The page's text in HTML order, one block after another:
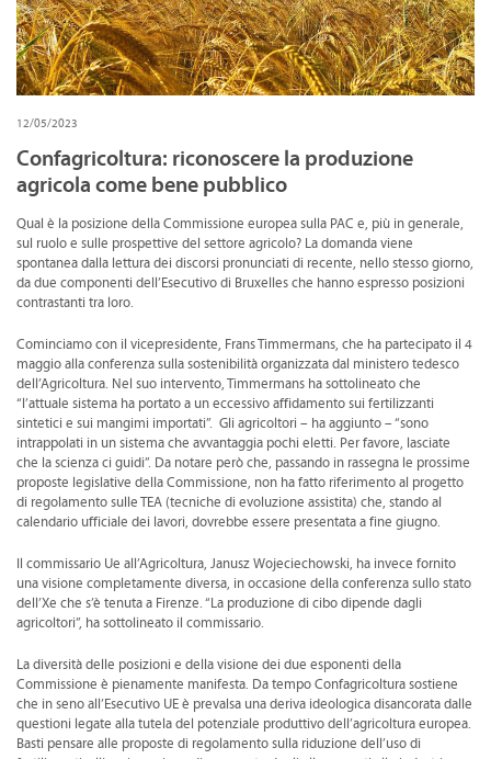
CONVENZIONI
DOWNLOAD DOCUMENTI
CONTATTI
DOVE SIAMO
12/05/2023
Confagricoltura: riconoscere la produzione
agricola come bene pubblico
Qual è la posizione della Commissione europea sulla PAC e, più in generale,
sul ruolo e sulle prospettive del settore agricolo? La domanda viene
spontanea dalla lettura dei discorsi pronunciati di recente, nello stesso giorno,
da due componenti dell’Esecutivo di Bruxelles che hanno espresso posizioni
contrastanti tra loro.
Cominciamo con il vicepresidente, Frans Timmermans, che ha partecipato il 4
maggio alla conferenza sulla sostenibilità organizzata dal ministero tedesco
dell’Agricoltura. Nel suo intervento, Timmermans ha sottolineato che
“l’attuale sistema ha portato a un eccessivo affidamento sui fertilizzanti
sintetici e sui mangimi importati”. Gli agricoltori – ha aggiunto – “sono
intrappolati in un sistema che avvantaggia pochi eletti. Per favore, lasciate
che la scienza ci guidi”. Da notare però che, passando in rassegna le prossime
proposte legislative della Commissione, non ha fatto riferimento al progetto
di regolamento sulle TEA (tecniche di evoluzione assistita) che, stando al
calendario ufficiale dei lavori, dovrebbe essere presentata a fine giugno.
Il commissario Ue all’Agricoltura, Janusz Wojeciechowski, ha invece fornito
una visione completamente diversa, in occasione della conferenza sullo stato
dell’Xe che s’è tenuta a Firenze. “La produzione di cibo dipende dagli
agricoltori”, ha sottolineato il commissario.
La diversità delle posizioni e della visione dei due esponenti della
Commissione è pienamente manifesta. Da tempo Confagricoltura sostiene
che in seno all’Esecutivo UE è prevalsa una deriva ideologica disancorata dalle
questioni legate alla tutela del potenziale produttivo dell’agricoltura europea.
Basti pensare alle proposte di regolamento sulla riduzione dell’uso di